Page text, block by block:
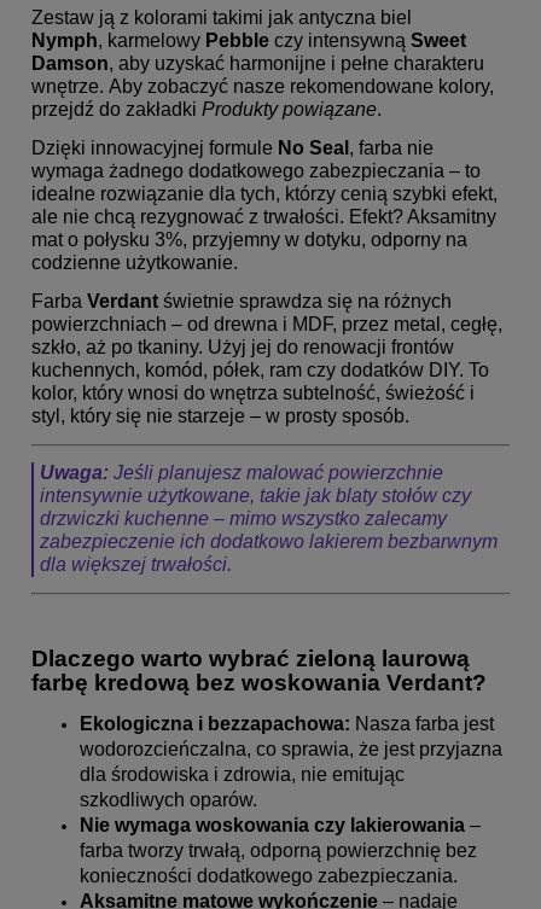
Zestaw ją z kolorami takimi jak antyczna biel
Nymph, karmelowy Pebble czy intensywną Sweet
Damson, aby uzyskać harmonijne i pełne charakteru
wnętrze. Aby zobaczyć nasze rekomendowane kolory,
przejdź do zakładki Produkty powiązane.
Dzięki innowacyjnej formule No Seal , farba nie
wymaga żadnego dodatkowego zabezpieczania – to
idealne rozwiązanie dla tych, którzy cenią szybki efekt,
ale nie chcą rezygnować z trwałości. Efekt? Aksamitny
mat o połysku 3%, przyjemny w dotyku, odporny na
codzienne użytkowanie.
Farba Verdant świetnie sprawdza się na różnych
powierzchniach – od drewna i MDF, przez metal, cegłę,
szkło, aż po tkaniny. Użyj jej do renowacji frontów
kuchennych, komód, półek, ram czy dodatków DIY. To
kolor, który wnosi do wnętrza subtelność, świeżość i
styl, który się nie starzeje – w prosty sposób.
Uwaga: Jeśli planujesz malować powierzchnie
intensywnie użytkowane, takie jak blaty stołów czy
drzwiczki kuchenne – mimo wszystko zalecamy
zabezpieczenie ich dodatkowo lakierem bezbarwnym
dla większej trwałości.
Dlaczego warto wybrać zieloną laurową
farbę kredową bez woskowania Verdant?
Ekologiczna i bezzapachowa: Nasza farba jest
wodorozcieńczalna, co sprawia, że jest przyjazna
dla środowiska i zdrowia, nie emitując
szkodliwych oparów.
Nie wymaga woskowania czy lakierowania –
farba tworzy trwałą, odporną powierzchnię bez
konieczności dodatkowego zabezpieczania.
Aksamitne matowe wykończenie – nadaje